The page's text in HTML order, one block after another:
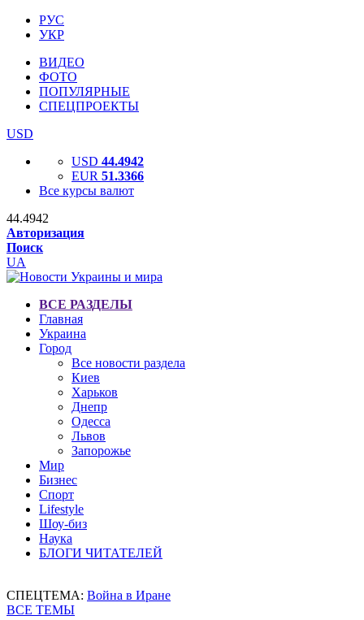
РУС
УКР
ВИДЕО
ФОТО
ПОПУЛЯРНЫЕ
СПЕЦПРОЕКТЫ
USD
USD 44.4942
EUR 51.3366
Все курсы валют
44.4942
Авторизация
Поиск
UA
ВСЕ РАЗДЕЛЫ
Главная
Украина
Город
Все новости раздела
Киев
Харьков
Днепр
Одесса
Львов
Запорожье
Мир
Бизнес
Спорт
Lifestyle
Шоу-биз
Наука
БЛОГИ ЧИТАТЕЛЕЙ
СПЕЦТЕМА: Война в Иране
ВСЕ ТЕМЫ